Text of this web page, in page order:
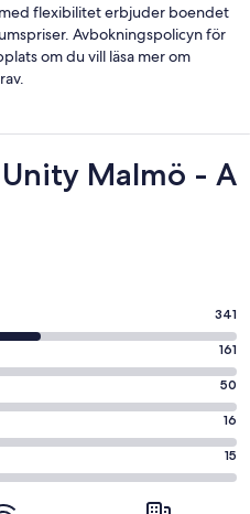
flexibilitet erbjuder boendet
Avbokningspolicyn för
om du vill läsa mer om
Malmö - A
341
161
50
16
15